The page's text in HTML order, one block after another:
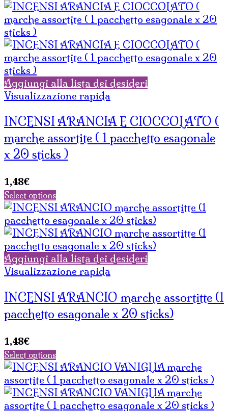
Aggiungi alla lista dei desideri
Visualizzazione rapida
INCENSI ARANCIA E CIOCCOLATO (
marche assortite ( 1 pacchetto esagonale
x 20 sticks )
1,48€
Select options
Aggiungi alla lista dei desideri
Visualizzazione rapida
INCENSI ARANCIO marche assortitte (1
pacchetto esagonale x 20 sticks)
1,48€
Select options